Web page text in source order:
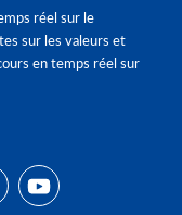
réel sur le
sur les valeurs et
en temps réel sur